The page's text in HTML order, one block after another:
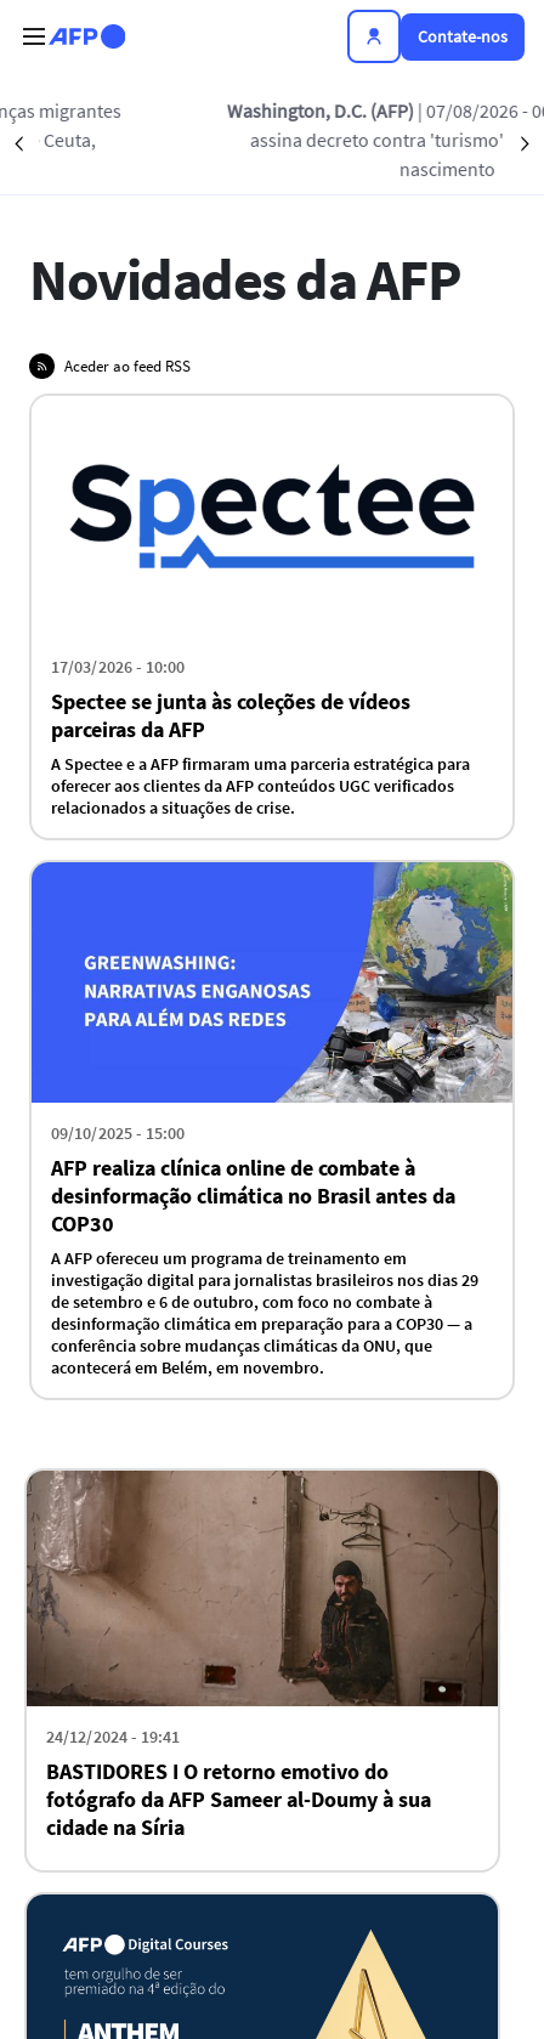
Contate-nos
Précédent
Washington, D.C. (AFP)| 07/08/2026 - 00:18:12| Trump
assina decreto contra 'turismo' da cidadania por
NOVIDADES DA AFP PRÊMIOS
Novidades da AFP
Aceder ao feed RSS
17/03/2026 - 10:00
Spectee se junta às coleções de vídeos
parceiras da AFP
A Spectee e a AFP firmaram uma parceria estratégica para
oferecer aos clientes da AFP conteúdos UGC verificados
relacionados a situações de crise.
09/10/2025 - 15:00
AFP realiza clínica online de combate à
desinformação climática no Brasil antes da
COP30
A AFP ofereceu um programa de treinamento em
investigação digital para jornalistas brasileiros nos dias 29
de setembro e 6 de outubro, com foco no combate à
desinformação climática em preparação para a COP30 — a
conferência sobre mudanças climáticas da ONU, que
acontecerá em Belém, em novembro.
24/12/2024 - 19:41
BASTIDORES I O retorno emotivo do
fotógrafo da AFP Sameer al-Doumy à sua
cidade na Síria